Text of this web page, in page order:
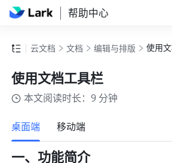
帮助中心
云文档 文档 编辑与排版 使用
使用文档工具栏
本文阅读时长：9 分钟
桌面端
移动端
一、功能简介